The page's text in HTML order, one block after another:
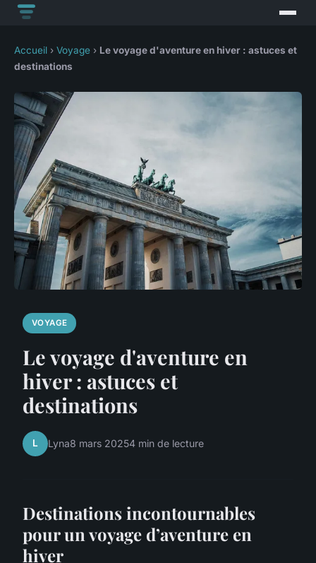
Accueil › Voyage › Le voyage d'aventure en hiver : astuces et
destinations
VOYAGE
Le voyage d'aventure en
hiver : astuces et
destinations
L Lyna8 mars 20254 min de lecture
Destinations incontournables
pour un voyage d’aventure en
hiver